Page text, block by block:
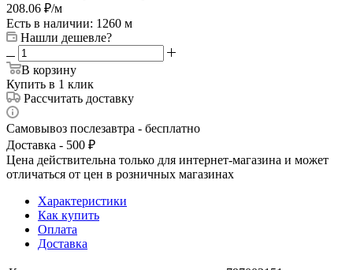
208.06 ₽/м
Есть в наличии: 1260 м
Нашли дешевле?
В корзину
Купить в 1 клик
Рассчитать доставку
Самовывоз послезавтра - бесплатно
Доставка - 500 ₽
Цена действительна только для интернет-магазина и может
отличаться от цен в розничных магазинах
Характеристики
Как купить
Оплата
Доставка